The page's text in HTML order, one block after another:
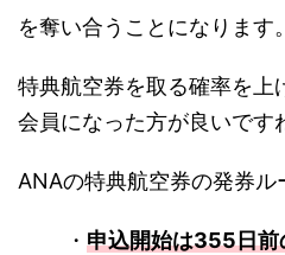
を奪い合うことになります。
特典航空券を取る確率を上
会員になった方が良いです
ANAの特典航空券の発券ル
・ 申込開始は355日